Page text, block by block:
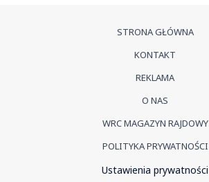
STRONA GŁÓWNA
KONTAKT
REKLAMA
O NAS
WRC MAGAZYN RAJDOWY
POLITYKA PRYWATNOŚCI
Ustawienia prywatności